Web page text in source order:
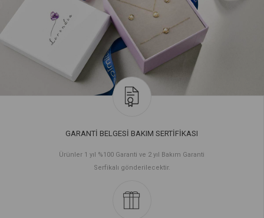
GARANTİ BELGESİ BAKIM SERTİFİKASI
Ürünler 1 yıl %100 Garanti ve 2 yıl Bakım Garanti
Serfikalı gönderilecektir.